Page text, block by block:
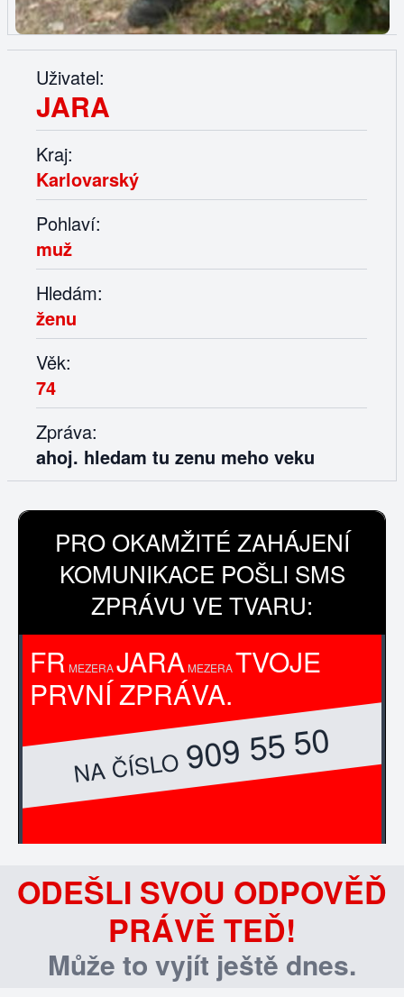
Uživatel:
JARA
Kraj:
Karlovarský
Pohlaví:
muž
Hledám:
ženu
Věk:
74
Zpráva:
ahoj. hledam tu zenu meho veku
PRO OKAMŽITÉ ZAHÁJENÍ
KOMUNIKACE POŠLI SMS
ZPRÁVU VE TVARU:
FR MEZERAJARA MEZERATVOJE
PRVNÍ ZPRÁVA.
NA ČÍSLO909 55 50
ODEŠLI SVOU ODPOVĚĎ
PRÁVĚ TEĎ!
Může to vyjít ještě dnes.